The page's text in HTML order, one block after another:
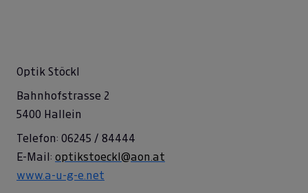
Optik Stöckl
Bahnhofstrasse 2
5400 Hallein
Telefon: 06245 / 84444
E-Mail: optikstoeckl@aon.at
www.a-u-g-e.net